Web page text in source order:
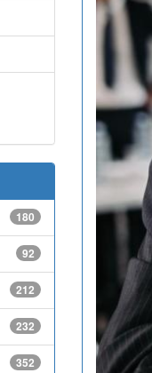
180
92
212
232
352